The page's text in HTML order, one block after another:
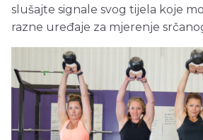
slušajte signale svog tijela koje
razne uređaje za mjerenje